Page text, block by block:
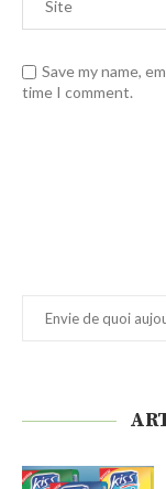
Save my name,
time I comment.